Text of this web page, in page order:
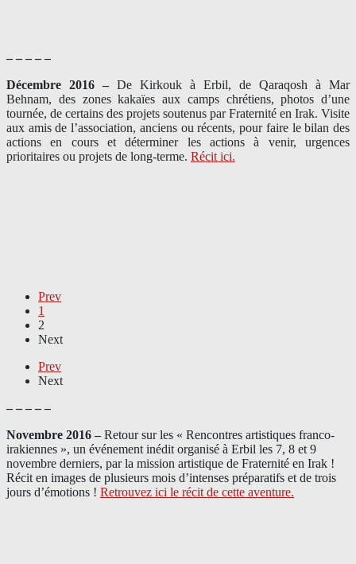
– – – – –
Décembre 2016 – De Kirkouk à Erbil, de Qaraqosh à Mar
Behnam, des zones kakaïes aux camps chrétiens, photos d’une
tournée, de certains des projets soutenus par Fraternité en Irak. Visite
aux amis de l’association, anciens ou récents, pour faire le bilan des
actions en cours et déterminer les actions à venir, urgences
prioritaires ou projets de long-terme. Récit ici.
Prev
1
2
Next
Prev
Next
– – – – –
Novembre 2016 – Retour sur les « Rencontres artistiques franco-
irakiennes », un événement inédit organisé à Erbil les 7, 8 et 9
novembre derniers, par la mission artistique de Fraternité en Irak !
Récit en images de plusieurs mois d’intenses préparatifs et de trois
jours d’émotions ! Retrouvez ici le récit de cette aventure.